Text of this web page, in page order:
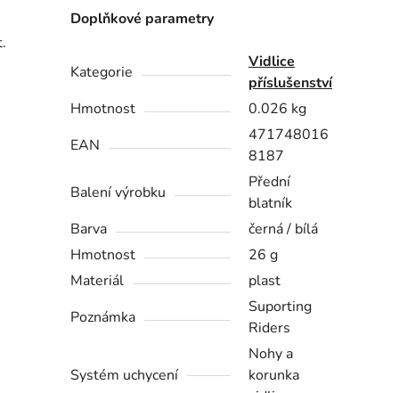
Doplňkové parametry
Kategorie
Vidlice
příslušenství
Hmotnost
0.026 kg
EAN
471748016
8187
Balení výrobku
Přední
blatník
Barva
černá / bílá
Hmotnost
26 g
Materiál
plast
Poznámka
Suporting
Riders
Systém uchycení
Nohy a
korunka